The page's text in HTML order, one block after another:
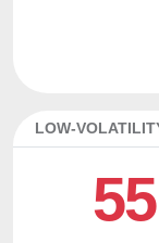
LOW-
55